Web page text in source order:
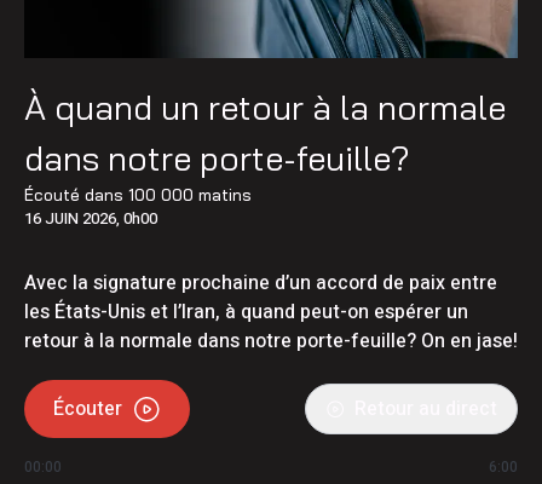
À quand un retour à la normale
dans notre porte-feuille?
Écouté dans 100 000 matins
16 JUIN 2026, 0h00
Avec la signature prochaine d’un accord de paix entre
les États-Unis et l’Iran, à quand peut-on espérer un
retour à la normale dans notre porte-feuille? On en jase!
Écouter
00:00 6:00